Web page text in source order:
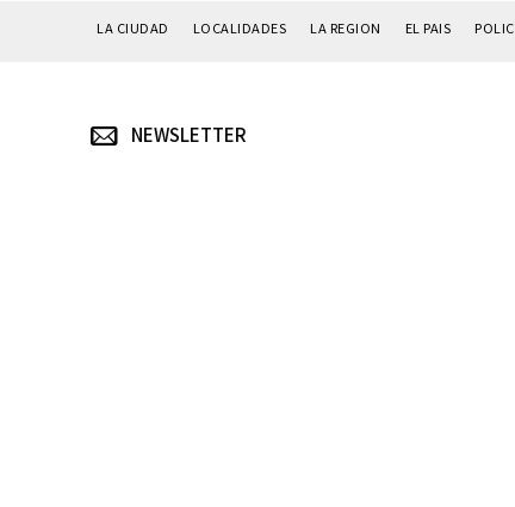
LA CIUDAD LOCALIDADES LA REGION EL PAIS
NEWSLETTER